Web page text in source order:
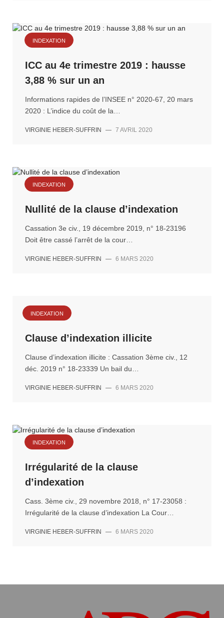
INDEXATION
ICC au 4e trimestre 2019 : hausse
3,88 % sur un an
Informations rapides de l’INSEE n° 2020-67, 20 mars
2020 : L’indice du coût de la…
VIRGINIE HEBER-SUFFRIN — 7 AVRIL 2020
INDEXATION
Nullité de la clause d’indexation
Cassation 3e civ., 19 décembre 2019, n° 18-23196
Doit être cassé l’arrêt de la cour…
VIRGINIE HEBER-SUFFRIN — 6 MARS 2020
INDEXATION
Clause d’indexation illicite
Clause d’indexation illicite : Cassation 3ème civ., 12
déc. 2019 n° 18-23339 Un bail du…
VIRGINIE HEBER-SUFFRIN — 6 MARS 2020
INDEXATION
Irrégularité de la clause
d’indexation
Cass. 3ème civ., 29 novembre 2018, n° 17-23058 :
Irrégularité de la clause d’indexation La Cour…
VIRGINIE HEBER-SUFFRIN — 6 MARS 2020